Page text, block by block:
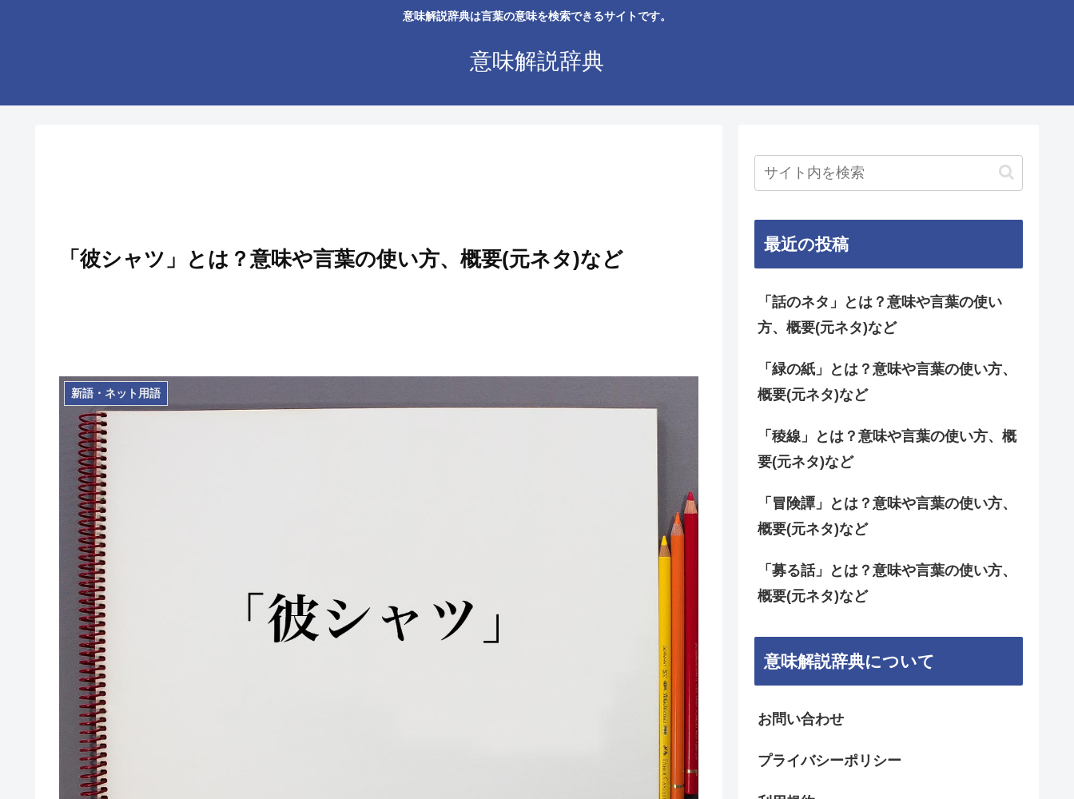
意味解説辞典は言葉の意味を検索できるサイトです。
意味解説辞典
「彼シャツ」とは？意味や言葉の使い方、概要(元ネタ)など
新語・ネット用語
最近の投稿
「話のネタ」とは？意味や言葉の使い
方、概要(元ネタ)など
「緑の紙」とは？意味や言葉の使い方、
概要(元ネタ)など
「稜線」とは？意味や言葉の使い方、概
要(元ネタ)など
「冒険譚」とは？意味や言葉の使い方、
概要(元ネタ)など
「募る話」とは？意味や言葉の使い方、
概要(元ネタ)など
意味解説辞典について
お問い合わせ
プライバシーポリシー